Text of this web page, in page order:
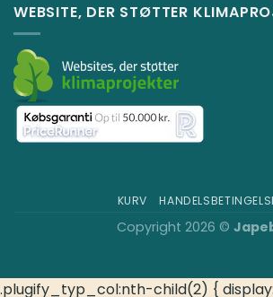
WEBSITE, DER STØTTER
KURV
Copyright 2026 ©
.plugify_typ_col:nth-child(2) {